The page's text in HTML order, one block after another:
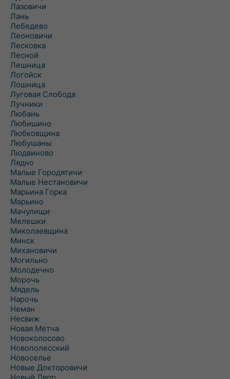
Лазовичи
Лань
Лебедево
Леоновичи
Лесковка
Лесной
Лешница
Логойск
Лошница
Луговая Слобода
Лучники
Любань
Любишино
Любковщина
Любушаны
Людвиново
Лядно
Малые Городятичи
Малые Нестановичи
Марьина Горка
Марьино
Мачулищи
Мелешки
Миколаевщина
Минск
Михановичи
Могильно
Молодечно
Морочь
Мядель
Нарочь
Неман
Несвиж
Новая Метча
Новоколосово
Новополесский
Новоселье
Новые Докторовичи